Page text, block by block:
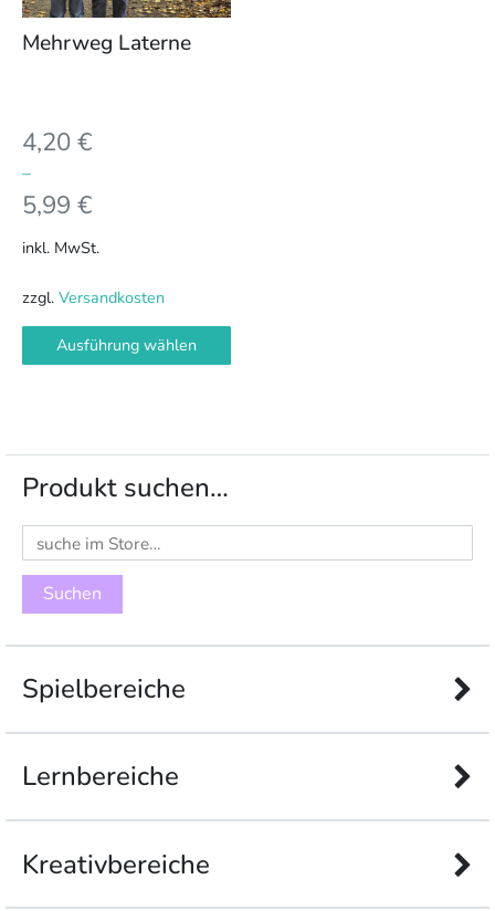
Mehrweg Laterne
4,20€
–
5,99 €
inkl. MwSt.
zzgl. Versandkosten
Ausführung wählen
Optionen
können
gewählt
Produkt suchen…
Suchen
nach:
Spielbereiche
Lernbereiche
Kreativbereiche